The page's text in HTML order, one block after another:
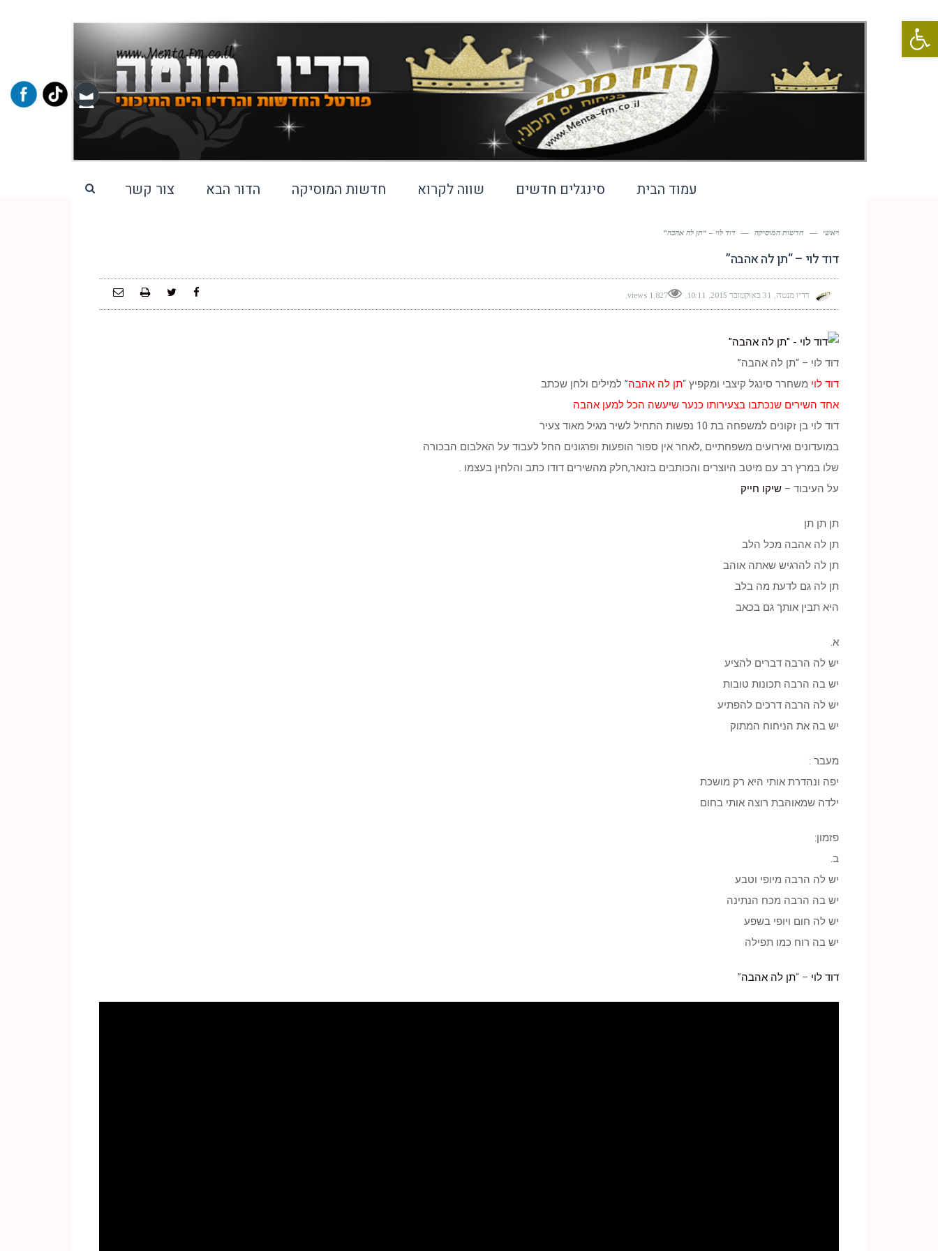
פתח סרגל נגישות
עמוד הבית סינגלים חדשים שווה לקרוא חדשות המוסיקה הדור הבא צור קשר
ראשי — חדשות המוסיקה — דוד לוי – “תן לה אהבה”
דוד לוי – “תן לה אהבה”
רדיו מנטה 31 באוקטובר 2015 10:11
1,827 views
דוד לוי – “תן לה אהבה”
דוד לוי משחרר סינגל קיצבי ומקפיץ “תן לה אהבה” למילים ולחן שכתב
אחד השירים שנכתבו בצעירותו כנער שיעשה הכל למען אהבה
דוד לוי בן זקונים למשפחה בת 10 נפשות התחיל לשיר מגיל מאוד צעיר
במועדונים ואירועים משפחתיים ,לאחר אין ספור הופעות ופרגונים החל לעבוד על האלבום הבכורה
שלו במרץ רב עם מיטב היוצרים והכותבים בזנאר,חלק מהשירים דודו כתב והלחין בעצמו .
על העיבוד – שיקו חייק
תן תן תן
תן לה אהבה מכל הלב
תן לה להרגיש שאתה אוהב
תן לה גם לדעת מה בלב
היא תבין אותך גם בכאב
א.
יש לה הרבה דברים להציע
יש בה הרבה תכונות טובות
יש לה הרבה דרכים להפתיע
יש בה את הניחוח המתוק
מעבר :
יפה ונהדרת אותי היא רק מושכת
ילדה שמאוהבת רוצה אותי בחום
פזמון:
ב.
יש לה הרבה מיופי וטבע
יש בה הרבה מכח הנתינה
יש לה חום ויופי בשפע
יש בה רוח כמו תפילה
דוד לוי – “תן לה אהבה”